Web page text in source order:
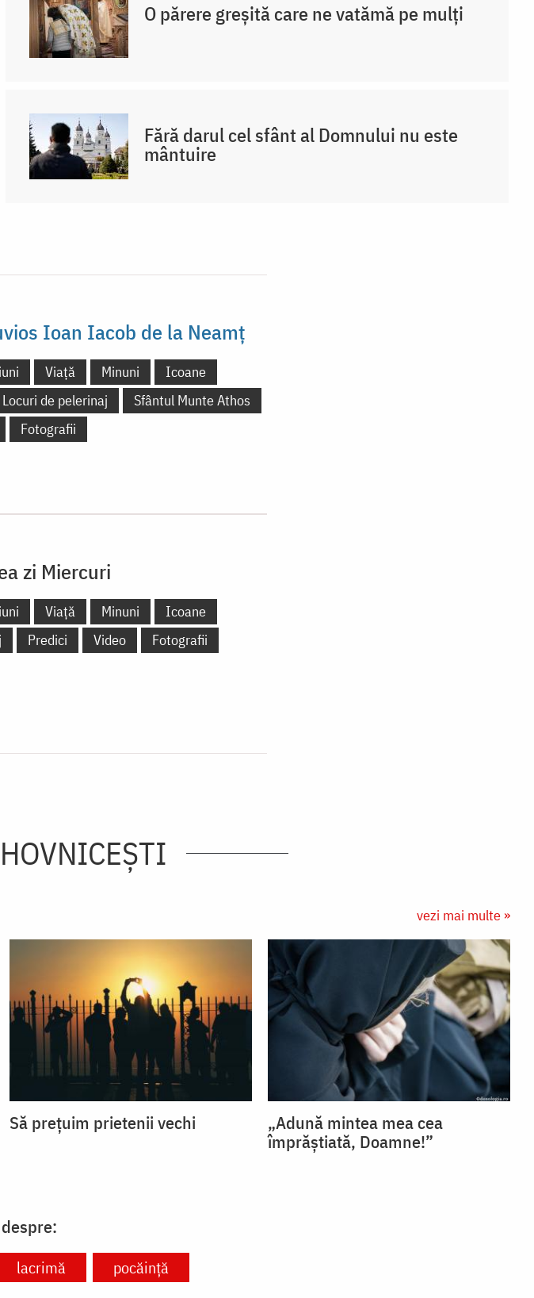
O părere greșită care ne vatămă pe mulți
Fără darul cel sfânt al Domnului nu este
mântuire
Ioan Iacob de la Neamț
Viață Minuni
Icoane
Locuri de pelerinaj
Sfântul Munte Athos
Fotografii
zi Miercuri
Viață Minuni
Icoane
Predici Video Fotografii
vezi mai multe »
Să prețuim prietenii vechi
„Adună mintea mea cea
împrăștiată, Doamne!”
lacrimă pocăință